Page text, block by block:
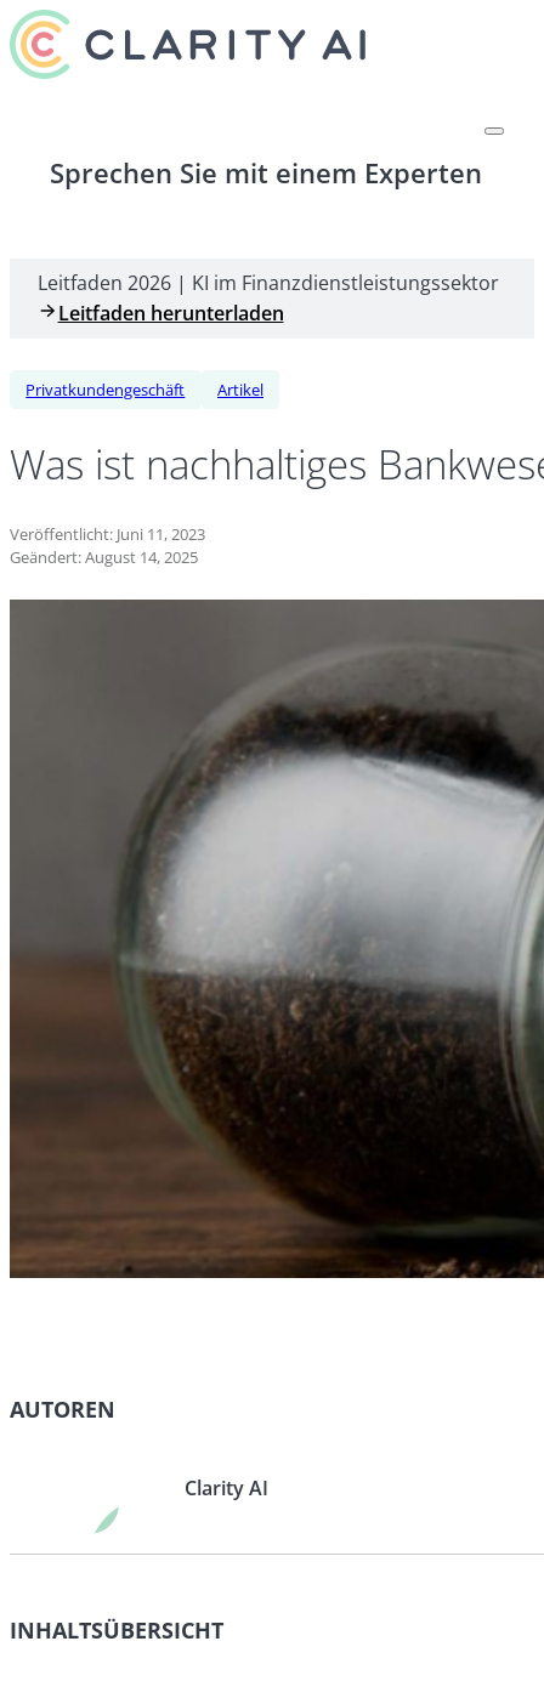
Sprechen Sie mit einem Experten
Leitfaden 2026 | KI im Finanzdienstleistungssektor
Leitfaden herunterladen
Privatkundengeschäft Artikel
Was ist nachhaltiges
Veröffentlicht: Juni 11, 2023
Geändert: August 14, 2025
AUTOREN
Clarity AI
INHALTSÜBERSICHT